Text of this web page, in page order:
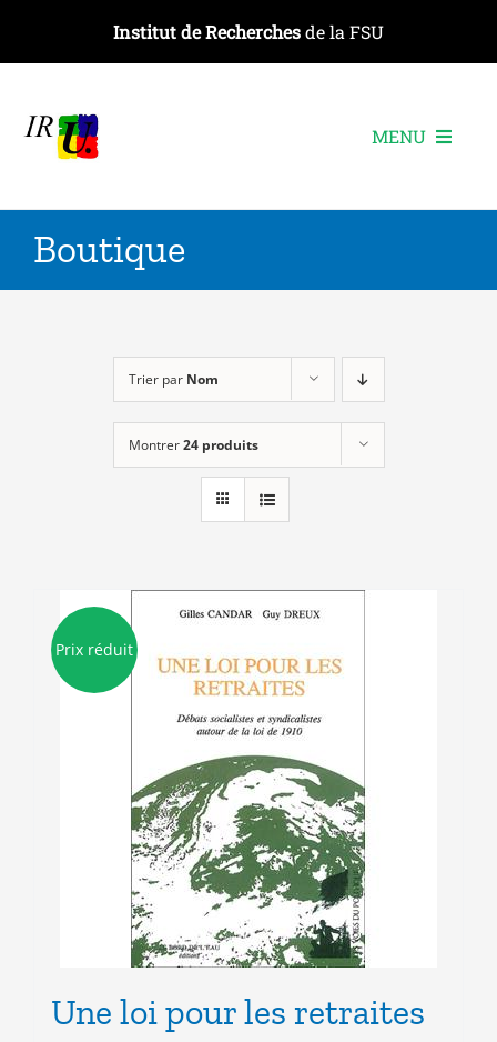
contenu
Institut de Recherchesde la FSU
MENU
Les recherches
Les événements
Boutique
Trier par Nom
Montrer24 produits
Prix réduit
Une loi pour les retraites